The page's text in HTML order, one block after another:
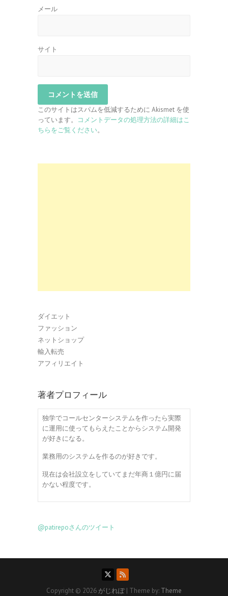
メール
サイト
このサイトはスパムを低減するために Akismet を使
っています。
コメントデータの処理方法の詳細はこ
ちらをご覧ください。
ダイエット
ファッション
ネットショップ
輸入転売
アフィリエイト
著者プロフィール
独学でコールセンターシステムを作ったら実際
に運用に使ってもらえたことからシステム開発
が好きになる。
業務用のシステムを作るのが好きです。
現在は会社設立をしていてまだ年商１億円に届
かない程度です。
@patirepoさんのツイート
Copyright © 2026 がじれぽ| Theme by: Theme